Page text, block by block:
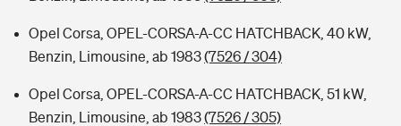
Opel Corsa, OPEL-CORSA-A-CC HATCHBACK, 40 kW,
Benzin, Limousine, ab 1983(7526 / 304)
Opel Corsa, OPEL-CORSA-A-CC HATCHBACK, 51 kW,
Benzin, Limousine, ab 1983(7526 / 305)